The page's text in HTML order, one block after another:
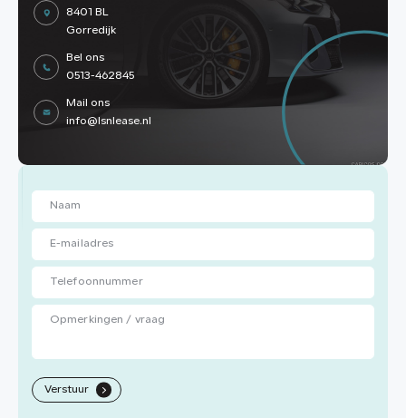
8401 BL
Gorredijk
Bel ons
0513-462845
Mail ons
info@lsnlease.nl
Verstuur .